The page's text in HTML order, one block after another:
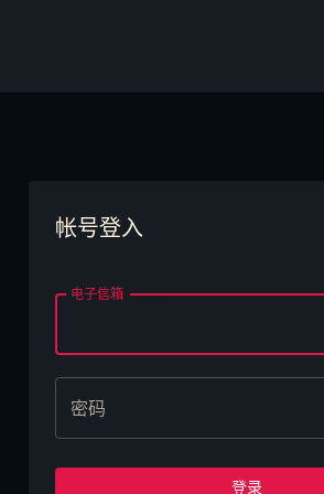
帐号登入
电子信箱
密码
登录